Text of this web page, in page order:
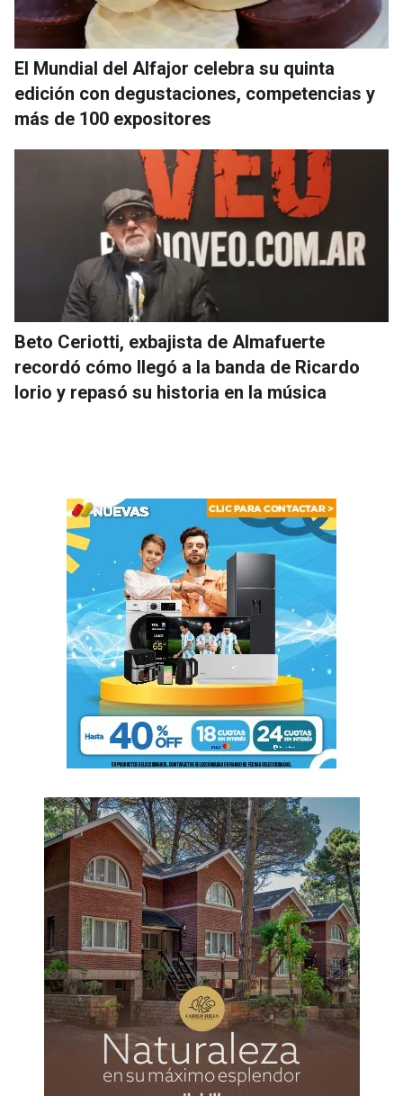
El Mundial del Alfajor celebra su quinta
edición con degustaciones, competencias y
más de 100 expositores
Beto Ceriotti, exbajista de Almafuerte
recordó cómo llegó a la banda de Ricardo
Iorio y repasó su historia en la música